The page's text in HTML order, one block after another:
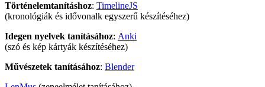
Történelemtanításhoz: TimelineJS
(kronológiák és idővonalk egyszerű készítéséhez)
Idegen nyelvek tanításához: Anki
(szó és kép kártyák készítéséhez)
Művészetek tanításához: Blender